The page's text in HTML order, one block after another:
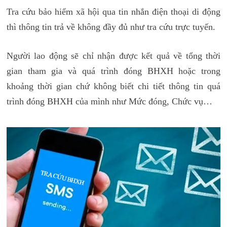
Tra cứu bảo hiểm xã hội qua tin nhắn điện thoại di động
thì thông tin trả về không đầy đủ như tra cứu trực tuyến.
Người lao động sẽ chỉ nhận được kết quả về tổng thời
gian tham gia và quá trình đóng BHXH hoặc trong
khoảng thời gian chứ không biết chi tiết thông tin quá
trình đóng BHXH của mình như Mức đóng, Chức vụ…